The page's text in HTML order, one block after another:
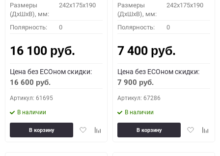
Размеры
(ДхШхВ), мм:
242x175x190
Полярность: 0
16 100 руб.
Цена без ECOном скидки:
16 600 руб.
Артикул: 61695
В наличии
ДобавитьДобавить
В корзину
Размеры
(ДхШхВ), мм:
242x175x190
Полярность: 0
7 400 руб.
Цена без ECOном скидки:
7 900 руб.
Артикул: 67286
В наличии
Добавить
В корзину